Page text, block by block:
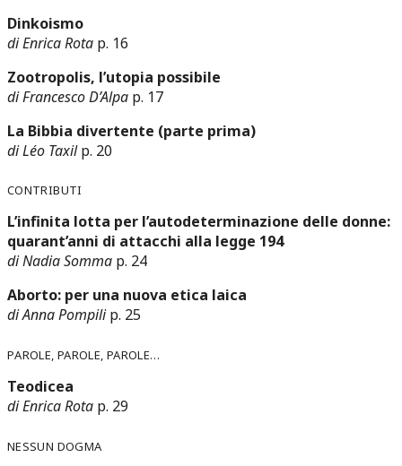
Dinkoismo
di Enrica Rota p. 16
Zootropolis, l’utopia possibile
di Francesco D’Alpa p. 17
La Bibbia divertente (parte prima)
di Léo Taxilp. 20
Contributi
L’infinita lotta per l’autodeterminazione delle donne:
quarant’anni di attacchi alla legge 194
di Nadia Somma p. 24
Aborto: per una nuova etica laica
di Anna Pompilip. 25
Parole, parole, parole…
Teodicea
di Enrica Rota p. 29
Nessun Dogma